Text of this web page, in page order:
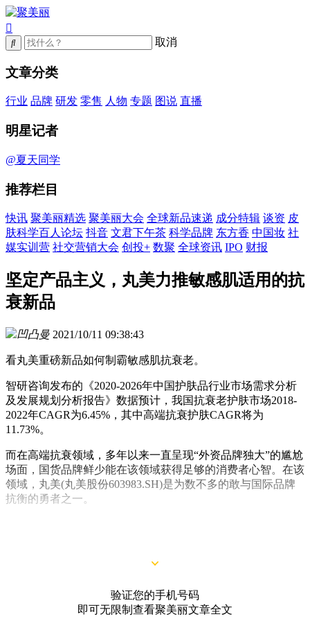
取消
文章分类
行业 品牌 研发 零售 人物 专题 图说 直播
明星记者
@夏天同学
推荐栏目
快讯 聚美丽精选 聚美丽大会 全球新品速递 成分特辑 谈资 皮
肤科学百人论坛 抖音 文君下午茶 科学品牌 东方香 中国妆 社
媒实训营 社交营销大会 创投+ 数聚 全球资讯 IPO 财报
坚定产品主义，丸美力推敏感肌适用的抗
衰新品
凹凸曼 2021/10/11 09:38:43
看丸美重磅新品如何制霸敏感肌抗衰老。
智研咨询发布的《2020-2026年中国护肤品行业市场需求分析
及发展规划分析报告》数据预计，我国抗衰老护肤市场2018-
2022年CAGR为6.45%，其中高端抗衰护肤CAGR将为
11.73%。
而在高端抗衰领域，多年以来一直呈现“外资品牌独大”的尴尬
场面，国货品牌鲜少能在该领域获得足够的消费者心智。在该
领域，丸美(丸美股份603983.SH)是为数不多的敢与国际品牌
抗衡的勇者之一。
验证您的手机号码
即可无限制查看聚美丽文章全文